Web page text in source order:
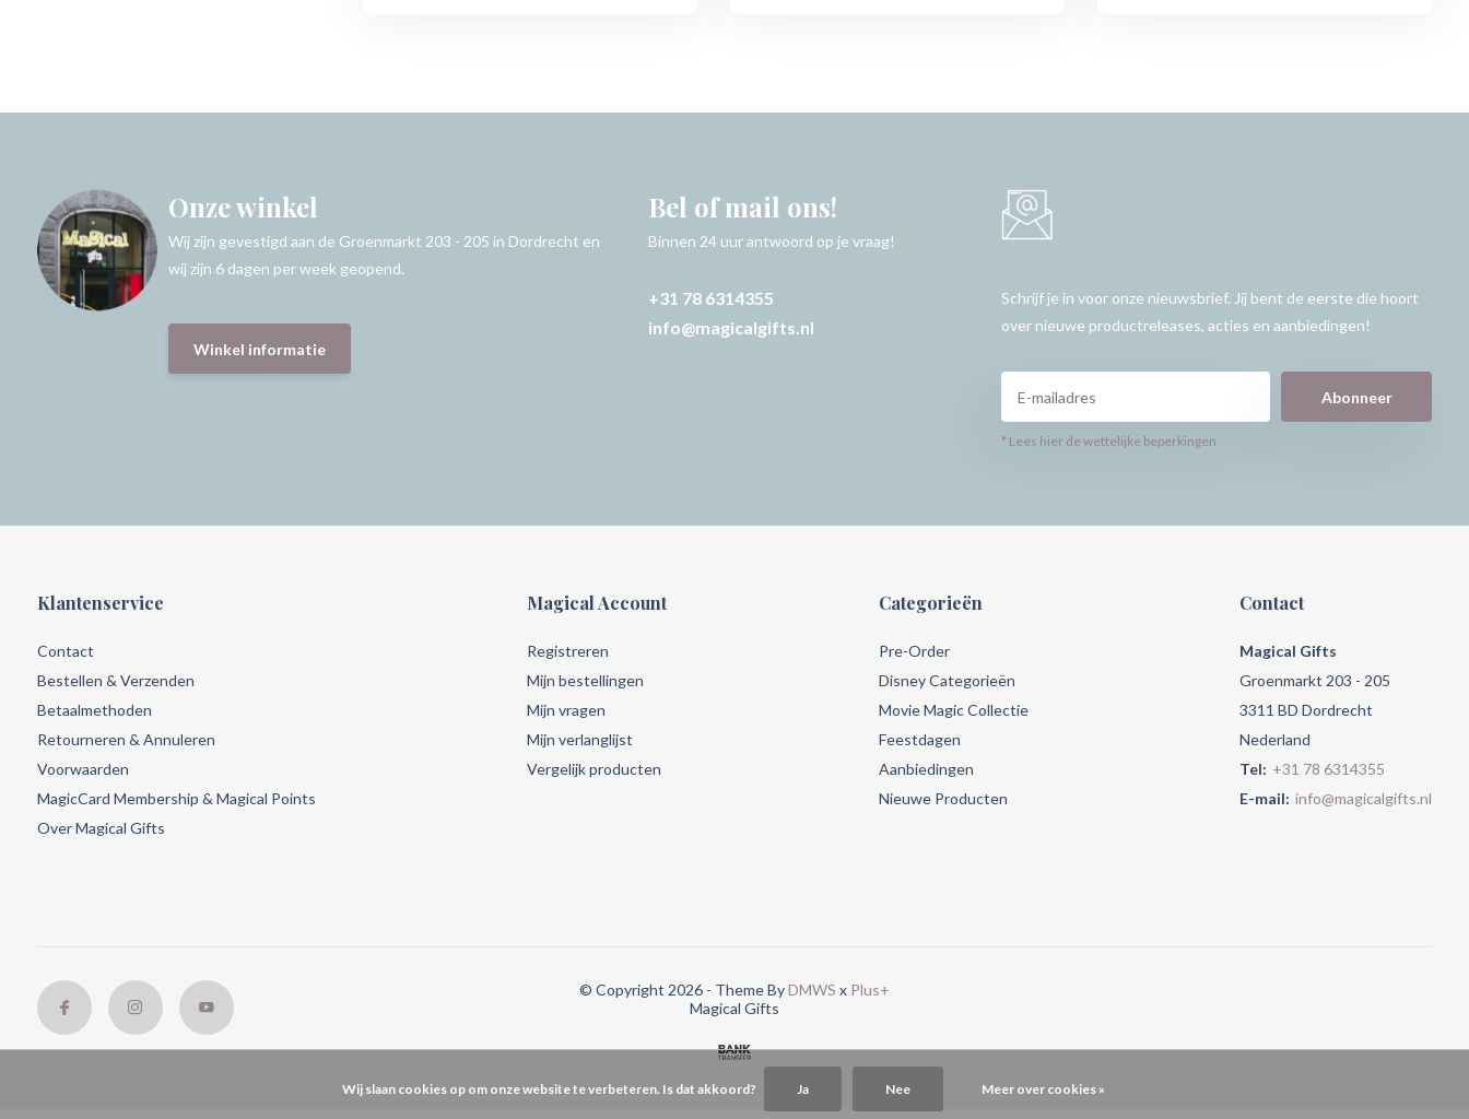
Onze winkel
Wij zijn gevestigd aan de Groenmarkt 203 - 205 in Dordrecht en
wij zijn 6 dagen per week geopend.
Winkel informatie
Bel of mail ons!
Binnen 24 uur antwoord op je vraag!
+31 78 6314355
info@magicalgifts.nl
Schrijf je in voor onze nieuwsbrief. Jij bent de eerste die hoort
over nieuwe productreleases, acties en aanbiedingen!
Abonneer
* Lees hier de wettelijke beperkingen
Klantenservice
Contact
Bestellen & Verzenden
Betaalmethoden
Retourneren & Annuleren
Voorwaarden
MagicCard Membership & Magical Points
Over Magical Gifts
Magical Account
Registreren
Mijn bestellingen
Mijn vragen
Mijn verlanglijst
Vergelijk producten
Categorieën
Pre-Order
Disney Categorieën
Movie Magic Collectie
Feestdagen
Aanbiedingen
Nieuwe Producten
Contact
Magical Gifts
Groenmarkt 203 - 205
3311 BD Dordrecht
Nederland
Tel: +31 78 6314355
E-mail: info@magicalgifts.nl
© Copyright 2026 - Theme ByDMWS x Plus+
Magical Gifts
Wij slaan cookies op om onze website te verbeteren. Is dat akkoord? Ja Nee Meer over cookies »